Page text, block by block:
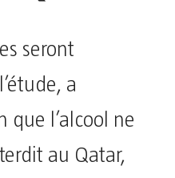
seront
a
que l’alcool ne
au Qatar,